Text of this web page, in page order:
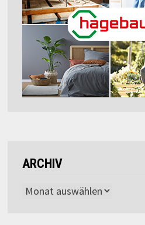
ARCHIV
Archiv